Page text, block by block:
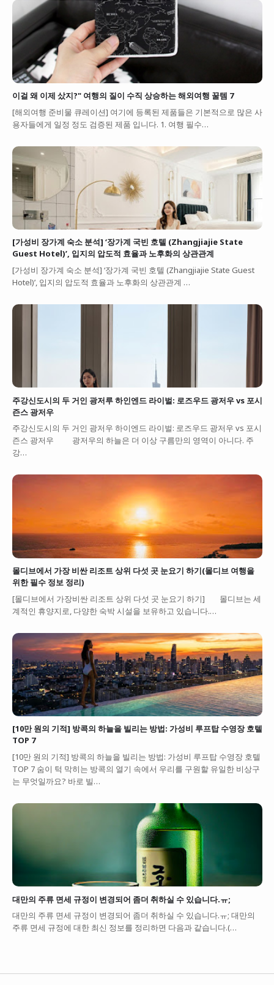
이걸 왜 이제 샀지?" 여행의 질이 수직 상승하는 해외여행 꿀템 7
[해외여행 준비물 큐레이션] 여기에 등록된 제품들은 기본적으로 많은 사
용자들에게 일정 정도 검증된 제품 입니다. 1. 여행 필수…
[가성비 장가계 숙소 분석] ‘장가계 국빈 호텔 (Zhangjiajie State
Guest Hotel)’, 입지의 압도적 효율과 노후화의 상관관계
[가성비 장가계 숙소 분석] ‘장가계 국빈 호텔 (Zhangjiajie State Guest
Hotel)’, 입지의 압도적 효율과 노후화의 상관관계 …
주강신도시의 두 거인 광저루 하인엔드 라이벌: 로즈우드 광저우 vs 포시
즌스 광저우
주강신도시의 두 거인 광저우 하이엔드 라이벌: 로즈우드 광저우 vs 포시
즌스 광저우 광저우의 하늘은 더 이상 구름만의 영역이 아니다. 주
강…
몰디브에서 가장 비싼 리조트 상위 다섯 곳 눈요기 하기(몰디브 여행을
위한 필수 정보 정리)
[몰디브에서 가장비싼 리조트 상위 다섯 곳 눈요기 하기] 몰디브는 세
계적인 휴양지로, 다양한 숙박 시설을 보유하고 있습니다.…
[10만 원의 기적] 방콕의 하늘을 빌리는 방법: 가성비 루프탑 수영장 호텔
TOP 7
[10만 원의 기적] 방콕의 하늘을 빌리는 방법: 가성비 루프탑 수영장 호텔
TOP 7 숨이 턱 막히는 방콕의 열기 속에서 우리를 구원할 유일한 비상구
는 무엇일까요? 바로 빌…
대만의 주류 면세 규정이 변경되어 좀더 취하실 수 있습니다.ㅠ;
대만의 주류 면세 규정이 변경되어 좀더 취하실 수 있습니다.ㅠ; 대만의
주류 면세 규정에 대한 최신 정보를 정리하면 다음과 같습니다.(…